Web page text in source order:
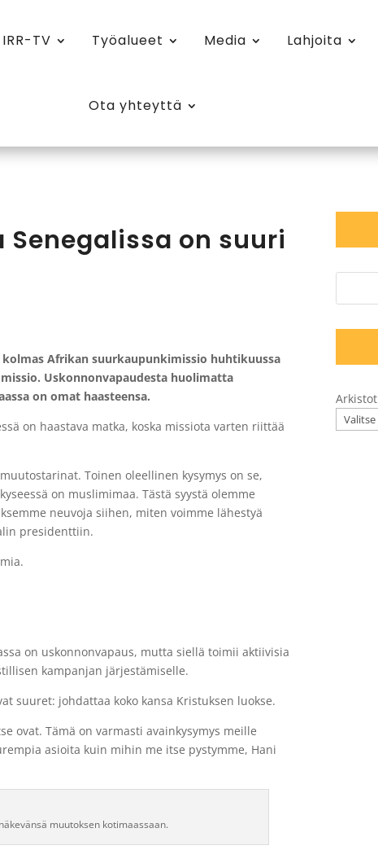
IRR-TV Työalueet Media Lahjoita
Ota yhteyttä
on suuri
kolmas Afrikan suurkaupunkimissio huhtikuussa
Uskonnonvapaudesta huolimatta
on omat haasteensa.
on haastava matka, koska missiota varten riittää
Toinen oleellinen kysymys on se,
on muslimimaa. Tästä syystä olemme
neuvoja siihen, miten voimme lähestyä
presidenttiin.
on uskonnonvapaus, mutta siellä toimii aktiivisia
kampanjan järjestämiselle.
suuret: johdattaa koko kansa Kristuksen luokse.
ovat. Tämä on varmasti avainkysymys meille
asioita kuin mihin me itse pystymme, Hani
muutoksen kotimaassaan.
Arkistot